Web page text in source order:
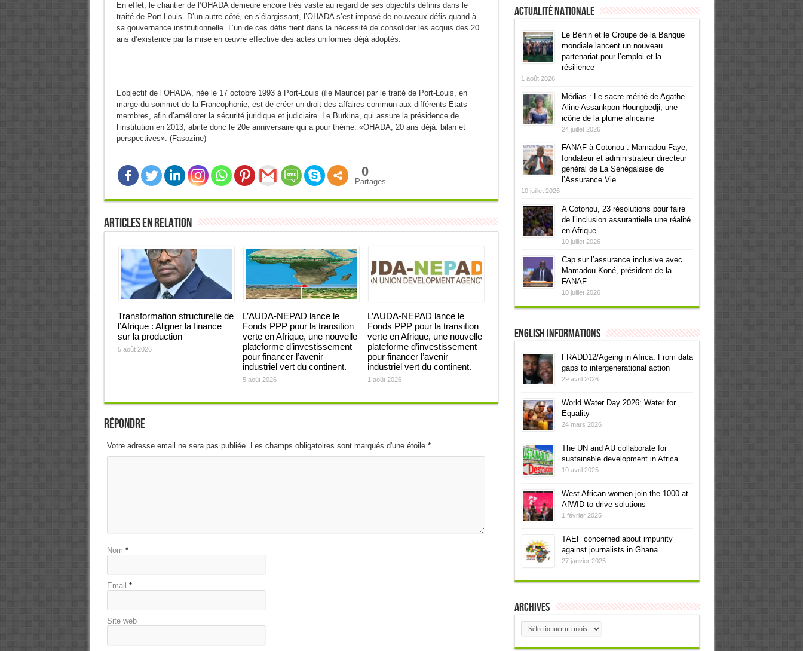
En effet, le chantier de l’OHADA demeure encore très vaste au regard de ses objectifs définis dans le
traité de Port-Louis. D’un autre côté, en s’élargissant, l’OHADA s’est imposé de nouveaux défis quand à
sa gouvernance institutionnelle. L’un de ces défis tient dans la nécessité de consolider les acquis des 20
ans d’existence par la mise en œuvre effective des actes uniformes déjà adoptés.
L’objectif de l’OHADA, née le 17 octobre 1993 à Port-Louis (île Maurice) par le traité de Port-Louis, en
marge du sommet de la Francophonie, est de créer un droit des affaires commun aux différents Etats
membres, afin d’améliorer la sécurité juridique et judiciaire. Le Burkina, qui assure la présidence de
l’institution en 2013, abrite donc le 20e anniversaire qui a pour thème: «OHADA, 20 ans déjà: bilan et
perspectives». (Fasozine)
0
Partages
Articles en relation
Transformation structurelle de
l’Afrique : Aligner la finance
sur la production
5 août 2026
L’AUDA-NEPAD lance le
Fonds PPP pour la transition
verte en Afrique, une nouvelle
plateforme d’investissement
pour financer l’avenir
industriel vert du continent.
5 août 2026
L’AUDA-NEPAD lance le
Fonds PPP pour la transition
verte en Afrique, une nouvelle
plateforme d’investissement
pour financer l’avenir
industriel vert du continent.
1 août 2026
Répondre
Votre adresse email ne sera pas publiée. Les champs obligatoires sont marqués d'une étoile *
Nom *
Email *
Site web
Actualité Nationale
Le Bénin et le Groupe de la Banque
mondiale lancent un nouveau
partenariat pour l’emploi et la
résilience
1 août 2026
Médias : Le sacre mérité de Agathe
Aline Assankpon Houngbedji, une
icône de la plume africaine
24 juillet 2026
FANAF à Cotonou : Mamadou Faye,
fondateur et administrateur directeur
général de La Sénégalaise de
l’Assurance Vie
10 juillet 2026
A Cotonou, 23 résolutions pour faire
de l’inclusion assurantielle une réalité
en Afrique
10 juillet 2026
Cap sur l’assurance inclusive avec
Mamadou Koné, président de la
FANAF
10 juillet 2026
English informations
FRADD12/Ageing in Africa: From data
gaps to intergenerational action
29 avril 2026
World Water Day 2026: Water for
Equality
24 mars 2026
The UN and AU collaborate for
sustainable development in Africa
10 avril 2025
West African women join the 1000 at
AfWID to drive solutions
1 février 2025
TAEF concerned about impunity
against journalists in Ghana
27 janvier 2025
Archives
Archives